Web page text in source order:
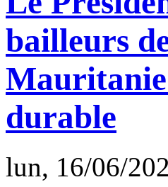
bailleurs
durable
lun, 16/06/